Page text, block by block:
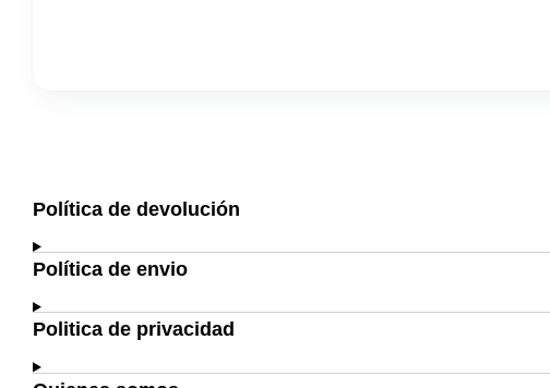
Política de devolución
Política de envio
Politica de privacidad